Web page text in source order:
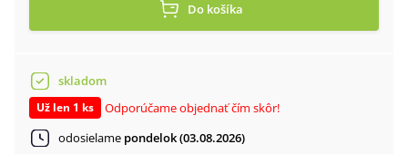
Do košíka
skladom
Už len 1 ks
Odporúčame objednať čím skôr!
odosielame pondelok (03.08.2026)